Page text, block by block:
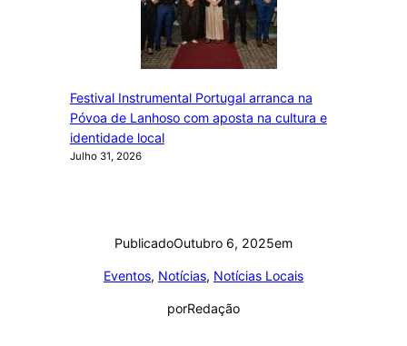
Festival Instrumental Portugal arranca na
Póvoa de Lanhoso com aposta na cultura e
identidade local
Julho 31, 2026
PublicadoOutubro 6, 2025em
Eventos, Notícias, Notícias Locais
porRedação